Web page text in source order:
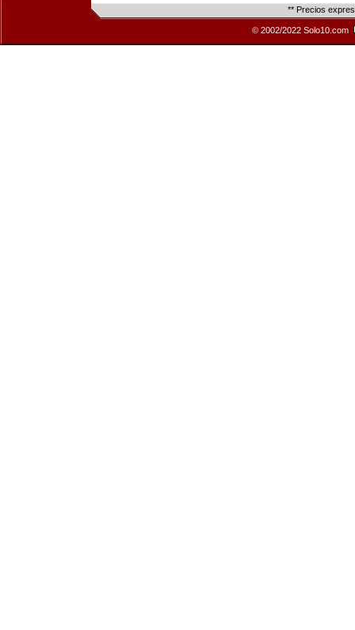
** Precios
© 2002/2022 Solo10.com